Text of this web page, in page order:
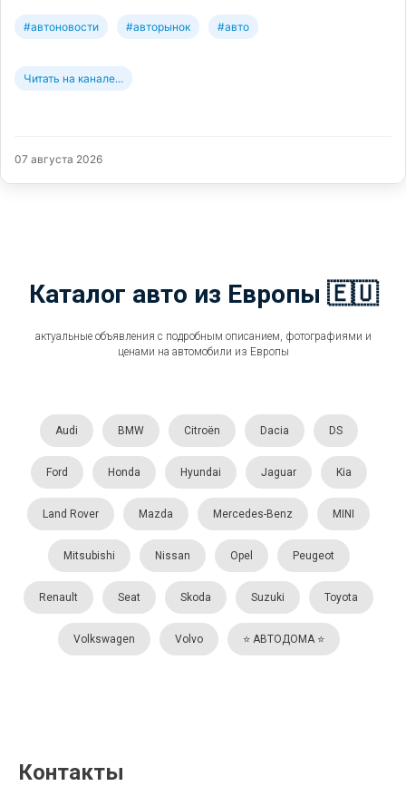
#автоновости #авторынок #авто
Читать на канале...
07 августа 2026
Каталог авто из Европы 🇪🇺
актуальные объявления с подробным описанием, фотографиями и
ценами на автомобили из Европы
Audi BMW Citroën Dacia DS
Ford Honda Hyundai Jaguar Kia
Land Rover Mazda Mercedes-Benz MINI
Mitsubishi Nissan Opel Peugeot
Renault Seat Skoda Suzuki Toyota
Volkswagen Volvo ⭐️ АВТОДОМА ⭐️
Контакты